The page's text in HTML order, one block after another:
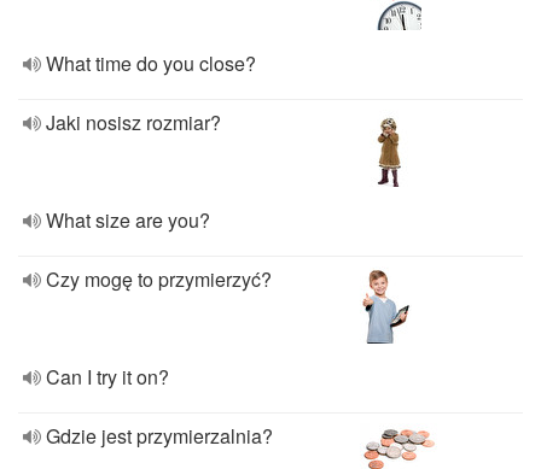
What time do you close?
Jaki nosisz rozmiar?
What size are you?
Czy mogę to przymierzyć?
Can I try it on?
Gdzie jest przymierzalnia?